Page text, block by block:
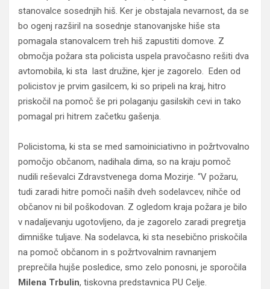
stanovalce sosednjih hiš. Ker je obstajala nevarnost, da se
bo ogenj razširil na sosednje stanovanjske hiše sta
pomagala stanovalcem treh hiš zapustiti domove. Z
območja požara sta policista uspela pravočasno rešiti dva
avtomobila, ki sta last družine, kjer je zagorelo. Eden od
policistov je prvim gasilcem, ki so pripeli na kraj, hitro
priskočil na pomoč še pri polaganju gasilskih cevi in tako
pomagal pri hitrem začetku gašenja.
Policistoma, ki sta se med samoiniciativno in požrtvovalno
pomočjo občanom, nadihala dima, so na kraju pomoč
nudili reševalci Zdravstvenega doma Mozirje. “V požaru,
tudi zaradi hitre pomoči naših dveh sodelavcev, nihče od
občanov ni bil poškodovan. Z ogledom kraja požara je bilo
v nadaljevanju ugotovljeno, da je zagorelo zaradi pregretja
dimniške tuljave. Na sodelavca, ki sta nesebično priskočila
na pomoč občanom in s požrtvovalnim ravnanjem
preprečila hujše posledice, smo zelo ponosni, je sporočila
Milena Trbulin, tiskovna predstavnica PU Celje.